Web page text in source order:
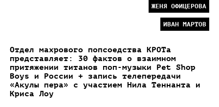
ЖЕНЯ ОФИЦЕРОВА
ИВАН МАРТОВ
Отдел махрового попсоедства КРОТа
представляет: 30 фактов о взаимном
притяжении титанов поп-музыки Pet Shop
Boys и России + запись телепередачи
«Акулы пера» с участием Нила Теннанта и
Криса Лоу